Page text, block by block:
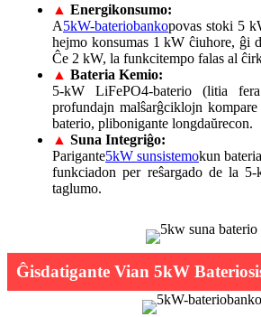
▲ Energikonsumo:
A5kW-bateriobankopovas stoki 5
hejmo konsumas 1 kW ĉiuhore, ĝi
Ĉe 2 kW, la funkcitempo falas al
▲ Bateria Kemio:
5-kW LiFePO4-baterio (litia
profundajn malŝarĝciklojn
baterio, plibonigante longdaŭrecon.
▲ Suna Integriĝo:
Parigante5kW sunsistemokun
funkciadon per reŝargado de la
taglumo.
Ĝisdatigante Vian 5kW